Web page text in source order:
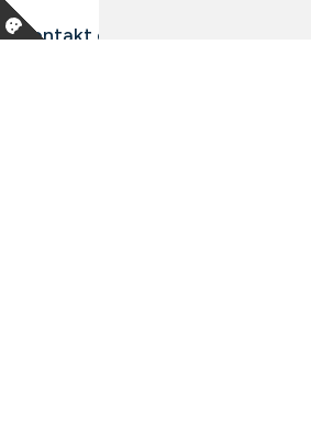
Kontakt oss